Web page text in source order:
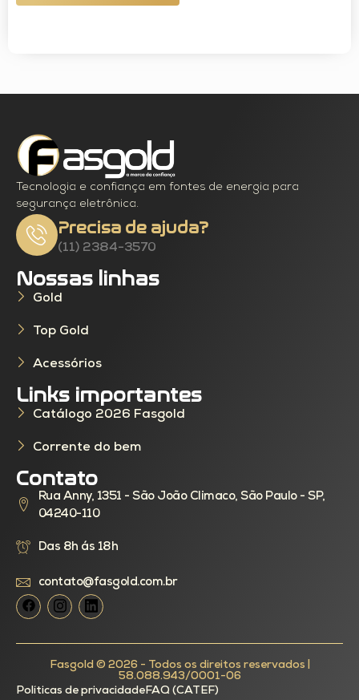
Tecnologia e confiança em fontes de energia para
segurança eletrônica.
Precisa de ajuda?
(11) 2384-3570
Nossas linhas
Gold
Top Gold
Acessórios
Links importantes
Catálogo 2026 Fasgold
Corrente do bem
Contato
Rua Anny, 1351 - São João Climaco, São Paulo - SP,
04240-110
Das 8h ás 18h
contato@fasgold.com.br
Fasgold © 2026 - Todos os direitos reservados |
58.088.943/0001-06
Políticas de privacidade FAQ (CATEF)